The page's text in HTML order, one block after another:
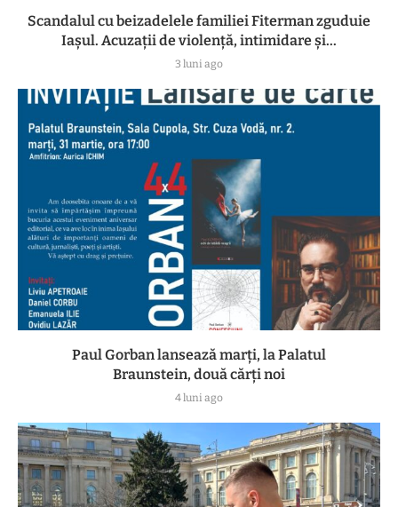
Scandalul cu beizadelele familiei Fiterman zguduie
Iașul. Acuzații de violență, intimidare și...
3 luni ago
Paul Gorban lansează marți, la Palatul
Braunstein, două cărți noi
4 luni ago